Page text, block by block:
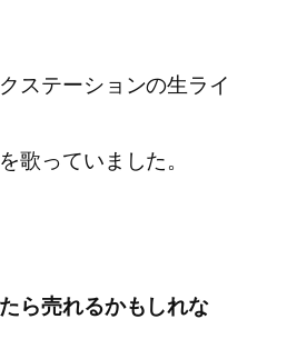
ステーションの生ライ
歌っていました。
ら売れるかもしれな